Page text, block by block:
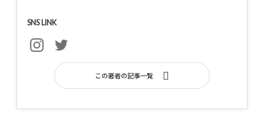
SNS LINK
この著者の記事一覧